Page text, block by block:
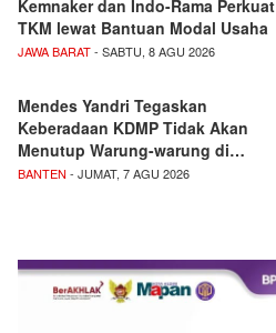
Kemnaker dan Indo-Rama Perkuat
TKM lewat Bantuan Modal Usaha
JAWA BARAT- SABTU, 8 AGU 2026
Mendes Yandri Tegaskan
Keberadaan KDMP Tidak Akan
Menutup Warung-warung di…
BANTEN - JUMAT, 7 AGU 2026